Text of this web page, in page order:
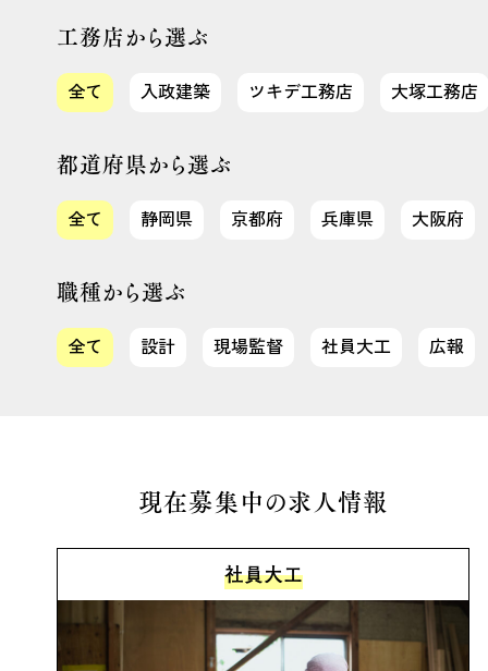
工務店から選ぶ
全て 入政建築 ツキデ工務店 大塚工務店
都道府県から選ぶ
全て 静岡県 京都府 兵庫県 大阪府
職種から選ぶ
全て 設計 現場監督 社員大工 広報
現在募集中の求人情報
社員大工